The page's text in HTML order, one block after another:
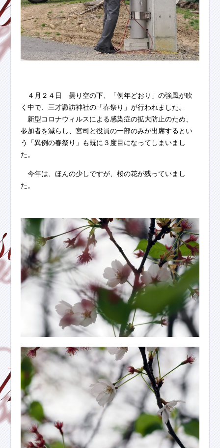
４月２４日 曇り空の下、「例年どおり」の強風が吹
く中で、三才諏訪神社の「春祭り」が行われました。
新型コロナウィルスによる感染症の拡大防止のため、
参加者を減らし、宮司と役員の一部のみが出席するとい
う「異例の春祭り」も既に３度目になってしまいまし
た。
今年は、ほんの少しですが、桜の花が残っていまし
た。